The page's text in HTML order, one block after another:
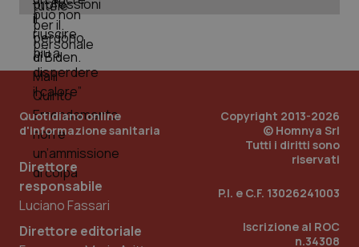
Quotidiano online
d'informazione sanitaria
Direttore
responsabile
Luciano Fassari
Direttore editoriale
Copyright 2013-2026
© Homnya Srl
Tutti i diritti sono
riservati
P.I. e C.F. 13026241003
Iscrizione al ROC
n.34308
tracking-sites-ironfish-
session-id
_ga
Google LLC
.quotidianosanita.it
1
mese